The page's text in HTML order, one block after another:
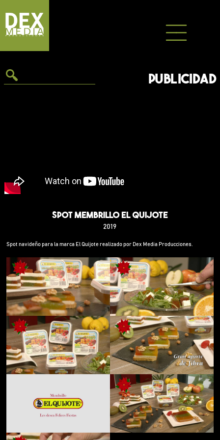
contenido
PUBLICIDAD
Spot Membrillo El Quijote
2019
Spot navideño para la marca El Quijote realizado por Dex Media Producciones.